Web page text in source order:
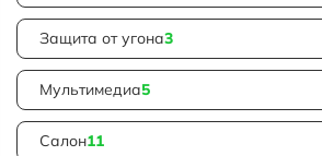
Защита от угона3
Мультимедиа5
Салон11